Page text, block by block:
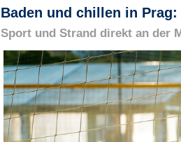
Baden und chillen in
Sport und Strand direkt an der